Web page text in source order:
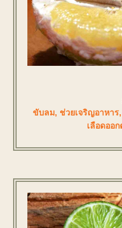
ขับลม, ช่วยเจริญอาหาร,
เลือดออ